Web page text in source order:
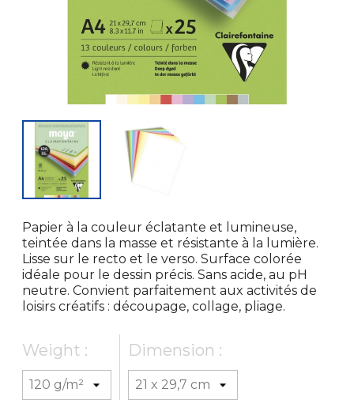
Papier à la couleur éclatante et lumineuse,
teintée dans la masse et résistante à la lumière.
Lisse sur le recto et le verso. Surface colorée
idéale pour le dessin précis. Sans acide, au pH
neutre. Convient parfaitement aux activités de
loisirs créatifs : découpage, collage, pliage.
Weight : Dimension :